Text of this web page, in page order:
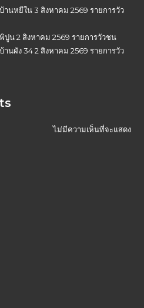
นหยีใน 3 สิงหาคม 2569 รายการวัว
น 2 สิงหาคม 2569 รายการวัวชน
นผัง 34 2 สิงหาคม 2569 รายการวัว
ไม่มีความเห็นที่จะแสดง